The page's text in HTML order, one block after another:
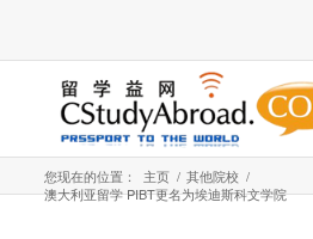
您现在的位置： 主页 / 其他院校 /
澳大利亚留学 PIBT更名为埃迪斯科文学院